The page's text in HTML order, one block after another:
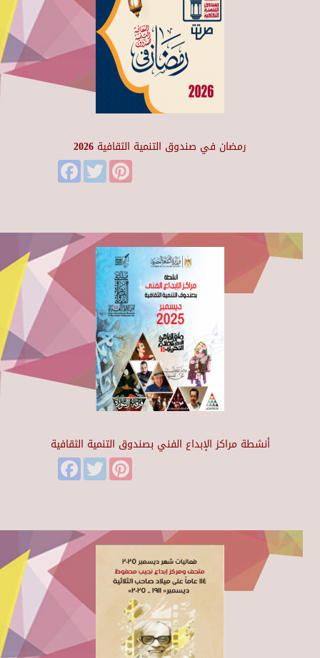
رمضان في صندوق التنمية الثقافية 2026
FacebookTwitter
أنشطة مراكز الإبداع الفني بصندوق التنمية الثقافية
FacebookTwitter